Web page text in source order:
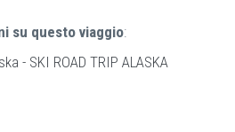
su questo viaggio:
- SKI ROAD TRIP ALASKA